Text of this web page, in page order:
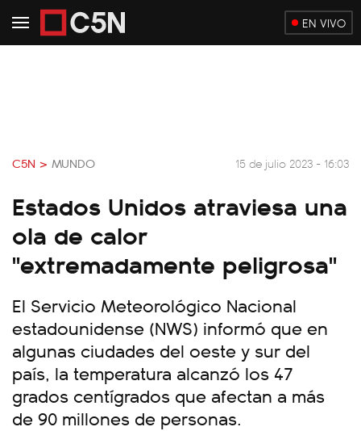
EN VIVO
C5N > MUNDO 15 de julio 2023 - 16:03
Estados Unidos atraviesa una
ola de calor
"extremadamente peligrosa"
El Servicio Meteorológico Nacional
estadounidense (NWS) informó que en
algunas ciudades del oeste y sur del
país, la temperatura alcanzó los 47
grados centígrados que afectan a más
de 90 millones de personas.